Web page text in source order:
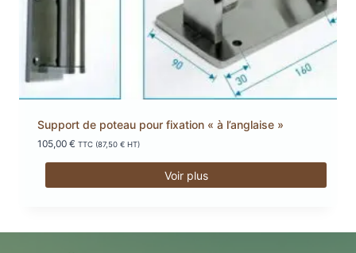
Support de poteau pour fixation « à l’anglaise »
105,00 € TTC (87,50 € HT)
Voir plus